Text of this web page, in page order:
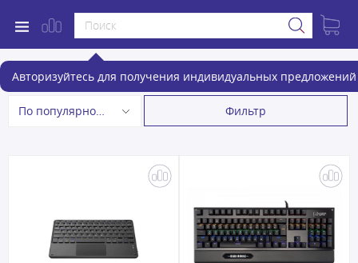
Авторизуйтесь для получения индивидуальных предложений
Клавиатуры
По популярности Фильтр